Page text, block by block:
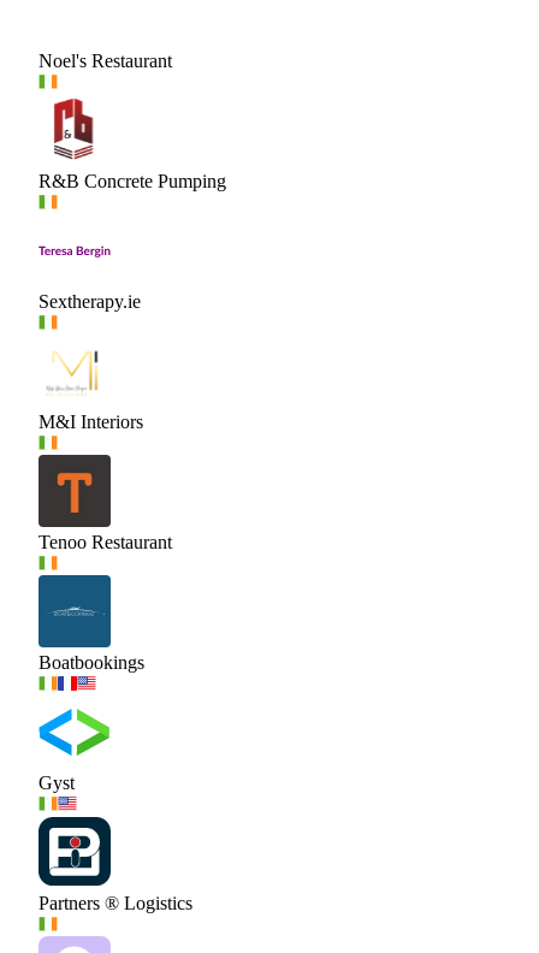
Noel's Restaurant
R&B Concrete Pumping
Sextherapy.ie
M&I Interiors
Tenoo Restaurant
Boatbookings
Gyst
Partners ® Logistics